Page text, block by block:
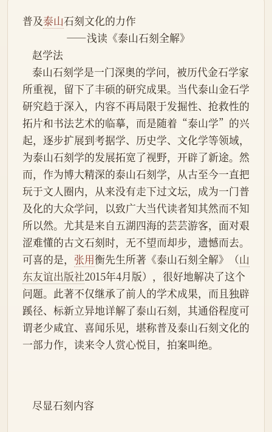
普及泰山石刻文化的力作
                  ——浅读《泰山石刻全解》
    赵学法
所重视，留下了丰硕的研究成果。当代泰山金石学
研究趋于深入，内容不再局限于发掘性、抢救性的
拓片和书法艺术的临摹，而是随着“泰山学”的兴
起，逐步扩展到考据学、历史学、文化学等领域，
为泰山石刻学的发展拓宽了视野，开辟了新途。然
而，作为博大精深的泰山石刻学，从古至今一直把
玩于文人圈内，从来没有走下过文坛，成为一门普
及化的大众学问，以致广大当代读者知其然而不知
所以然。尤其是来自五湖四海的芸芸游客，面对艰
涩难懂的古文石刻时，无不望而却步，遗憾而去。
可喜的是， 张用衡先生所著《泰山石刻全解》（山
东友谊出版社2015年4月版），很好地解决了这个
问题。此著不仅继承了前人的学术成果，而且独辟
蹊径、标新立异地详解了泰山石刻，其通俗程度可
谓老少咸宜、喜闻乐见，堪称普及泰山石刻文化的
一部力作，读来令人赏心悦目，拍案叫绝。
    尽显石刻内容